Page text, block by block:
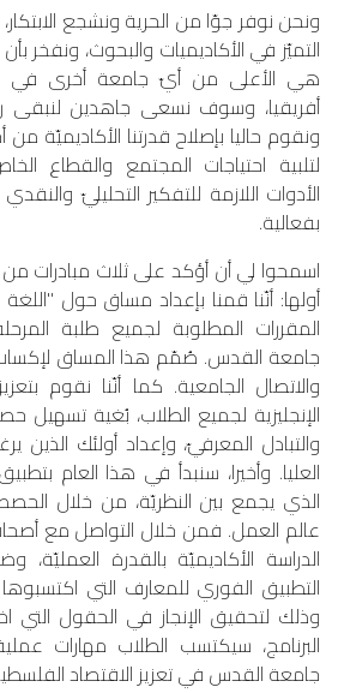
ونحن نوفر جوّا من الحرية ونشجع
التميّز في الأكاديميات والبحوث، ونفخر بأن
هي الأعلى من أيّ جامعة أخرى في
أفريقيا، وسوف نسعى جاهدين لنبقى
ونقوم حاليا بإصلاح قدرتنا الأكاديميّة
لتلبية احتياجات المجتمع والقطاع
الأدوات اللازمة للتفكير التحليليّ
بفعالية.
اسمحوا لي أن أؤكد على ثلاث مبادرات
أولها: أنّنا قمنا بإعداد مساق حول
المقررات المطلوبة لجميع طلبة
جامعة القدس. صُمّم هذا المساق لإكساب
والاتصال الجامعية. كما أنّنا نقوم
الإنجليزية لجميع الطلاب، بُغية
والتبادل المعرفيّ، وإعداد أولئك الذين
العليا. وأخيرا، سنبدأ في هذا العام
الذي يجمع بين النظريّة، من خلال
عالم العمل. فمن خلال التواصل مع
الدراسة الأكاديميّة بالقدرة
التطبيق الفوري للمعارف التي
وذلك لتحقيق الإنجاز في الحقول التي
البرنامج، سيكتسب الطلاب مهارات
جامعة القدس في تعزيز الاقتصاد